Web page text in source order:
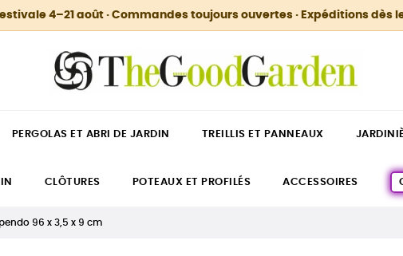
4–21 août · Commandes toujours ouvertes · Expéditions dès
PERGOLAS ET ABRI DE JARDIN TREILLIS ET PANNEAUX
CLÔTURES POTEAUX ET PROFILÉS ACCESSOIRES
96 x 3,5 x 9 cm